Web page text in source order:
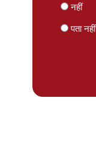
नहीं
पता नहीं